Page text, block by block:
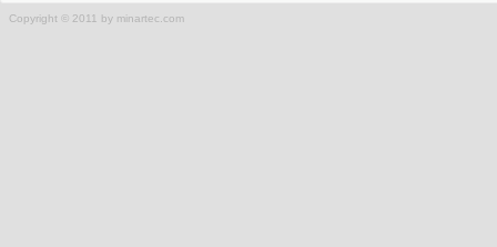
Copyright © 2011 by minartec.com